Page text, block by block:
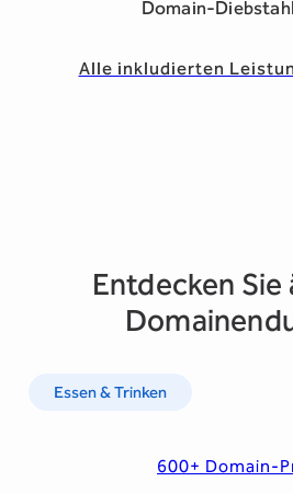
Domain-
Alle inkludierten
Entdecken Sie
Essen & Trinken
600+ Domain-